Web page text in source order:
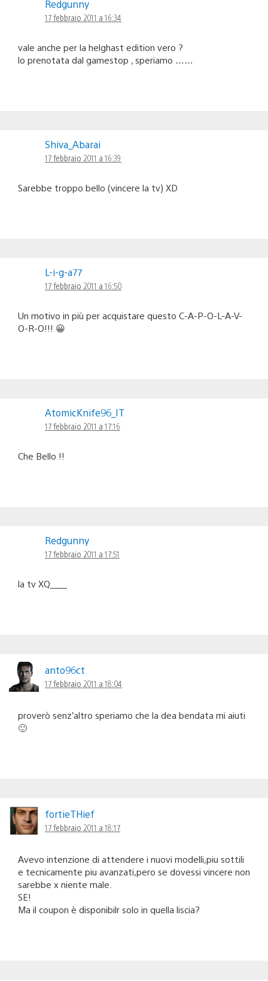
Redgunny
17 febbraio 2011 a 16:34
vale anche per la helghast edition vero ?
lo prenotata dal gamestop , speriamo ……
Shiva_Abarai
17 febbraio 2011 a 16:39
Sarebbe troppo bello (vincere la tv) XD
L-i-g-a77
17 febbraio 2011 a 16:50
Un motivo in più per acquistare questo C-A-P-O-L-A-V-
O-R-O!!! 😀
AtomicKnife96_IT
17 febbraio 2011 a 17:16
Che Bello !!
Redgunny
17 febbraio 2011 a 17:51
la tv XQ____
anto96ct
17 febbraio 2011 a 18:04
proverò senz’altro speriamo che la dea bendata mi aiuti
🙂
fortieTHief
17 febbraio 2011 a 18:17
Avevo intenzione di attendere i nuovi modelli,piu sottili
e tecnicamente piu avanzati,pero se dovessi vincere non
sarebbe x niente male.
SE!
Ma il coupon è disponibilr solo in quella liscia?